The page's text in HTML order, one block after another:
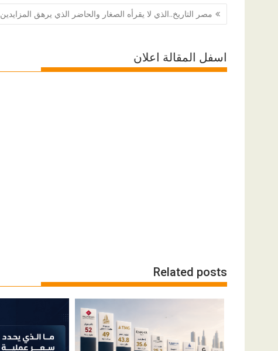
تصفّح
المقالات
مصر التاريخ..الذي لا يقرأه الصغار والحاضر الذي يرهق المزايدين
اسفل المقالة اعلان
Related posts